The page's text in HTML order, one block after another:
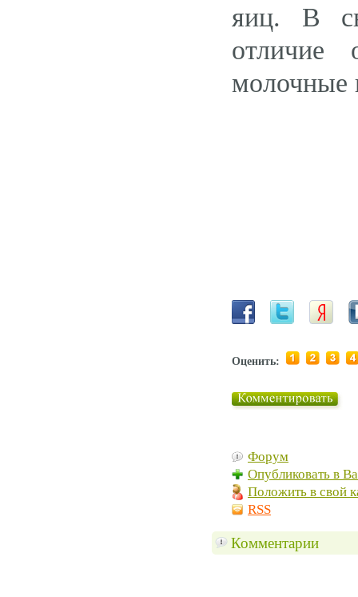
яиц. В
отличие
молочные
Оценить:
Форум
Опубликовать в
Положить в свой
RSS
Комментарии